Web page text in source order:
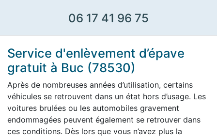
06 17 41 96 75
Service d'enlèvement d’épave
gratuit à Buc (78530)
Après de nombreuses années d’utilisation, certains
véhicules se retrouvent dans un état hors d’usage. Les
voitures brulées ou les automobiles gravement
endommagées peuvent également se retrouver dans
ces conditions. Dès lors que vous n’avez plus la